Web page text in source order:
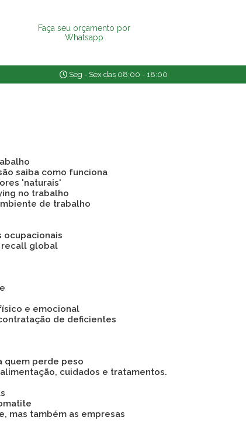
Faça seu orçamento por
Whatsapp
Seg - Sex das 08:00 - 18:00
saiba como funciona
'naturais'
no trabalho
de trabalho
ocupacionais
recall global
e emocional
de deficientes
quem perde peso
alimentação, cuidados e tratamentos.
mas também as empresas